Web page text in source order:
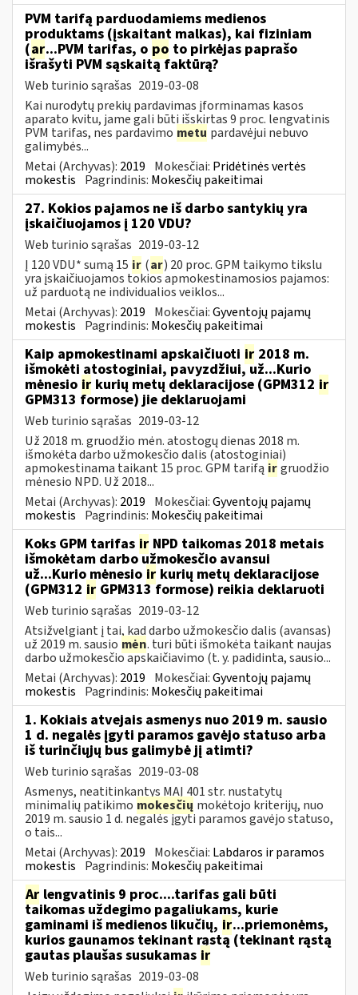
PVM tarifą parduodamiems medienos
produktams (įskaitant malkas), kai fiziniam
(ar...PVM tarifas, o po to pirkėjas paprašo
išrašyti PVM sąskaitą faktūrą?
Web turinio sąrašas 2019-03-08
Kai nurodytų prekių pardavimas įforminamas kasos
aparato kvitu, jame gali būti išskirtas 9 proc. lengvatinis
PVM tarifas, nes pardavimo metu pardavėjui nebuvo
galimybės...
Metai (Archyvas): 2019 Mokesčiai: Pridėtinės vertės
mokestis Pagrindinis: Mokesčių pakeitimai
27. Kokios pajamos ne iš darbo santykių yra
įskaičiuojamos į 120 VDU?
Web turinio sąrašas 2019-03-12
Į 120 VDU* sumą 15 ir (ar) 20 proc. GPM taikymo tikslu
yra įskaičiuojamos tokios apmokestinamosios pajamos:
už parduotą ne individualios veiklos...
Metai (Archyvas): 2019 Mokesčiai:Gyventojų pajamų
mokestis Pagrindinis: Mokesčių pakeitimai
Kaip apmokestinami apskaičiuoti ir 2018 m.
išmokėti atostoginiai, pavyzdžiui, už...Kurio
mėnesio ir kurių metų deklaracijose (GPM312 ir
GPM313 formose) jie deklaruojami
Web turinio sąrašas 2019-03-12
Už 2018 m. gruodžio mėn. atostogų dienas 2018 m.
išmokėta darbo užmokesčio dalis (atostoginiai)
apmokestinama taikant 15 proc. GPM tarifą irgruodžio
mėnesio NPD. Už 2018...
Metai (Archyvas): 2019 Mokesčiai:Gyventojų pajamų
mokestis Pagrindinis: Mokesčių pakeitimai
Koks GPM tarifas ir NPD taikomas 2018 metais
išmokėtam darbo užmokesčio avansui
už...Kurio mėnesio ir kurių metų deklaracijose
(GPM312 ir GPM313 formose) reikia deklaruoti
Web turinio sąrašas 2019-03-12
Atsižvelgiant į tai, kad darbo užmokesčio dalis (avansas)
už 2019 m. sausio mėn. turi būti išmokėta taikant naujas
darbo užmokesčio apskaičiavimo (t. y. padidinta, sausio...
Metai (Archyvas): 2019 Mokesčiai:Gyventojų pajamų
mokestis Pagrindinis: Mokesčių pakeitimai
1. Kokiais atvejais asmenys nuo 2019 m. sausio
1 d. negalės įgyti paramos gavėjo statuso arba
iš turinčiųjų bus galimybė jį atimti?
Web turinio sąrašas 2019-03-08
Asmenys, neatitinkantys MAĮ 401 str. nustatytų
minimalių patikimo mokesčių mokėtojo kriterijų, nuo
2019 m. sausio 1 d. negalės įgyti paramos gavėjo statuso,
o tais...
Metai (Archyvas): 2019 Mokesčiai: Labdaros ir paramos
mokestis Pagrindinis: Mokesčių pakeitimai
Ar lengvatinis 9 proc....tarifas gali būti
taikomas uždegimo pagaliukams, kurie
gaminami iš medienos likučių, ir...priemonėms,
kurios gaunamos tekinant rąstą (tekinant rąstą
gautas plaušas susukamas ir
Web turinio sąrašas 2019-03-08